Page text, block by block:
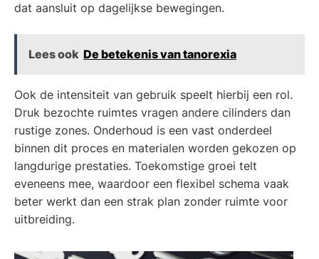
dat aansluit op dagelijkse bewegingen.
Lees ook De betekenis van tanorexia
Ook de intensiteit van gebruik speelt hierbij een rol.
Druk bezochte ruimtes vragen andere cilinders dan
rustige zones. Onderhoud is een vast onderdeel
binnen dit proces en materialen worden gekozen op
langdurige prestaties. Toekomstige groei telt
eveneens mee, waardoor een flexibel schema vaak
beter werkt dan een strak plan zonder ruimte voor
uitbreiding.